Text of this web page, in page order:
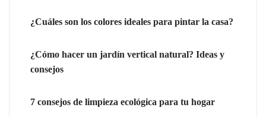
¿Cuáles son los colores ideales para pintar la casa?
¿Cómo hacer un jardín vertical natural? Ideas y
consejos
7 consejos de limpieza ecológica para tu hogar